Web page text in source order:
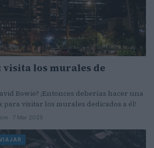
visita los murales de
Bowie? ¡Entonces deberías hacer una
para visitar los murales dedicados a él!
· 7 Mar 2025